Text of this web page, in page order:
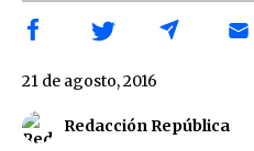
Redacción República
21 de agosto, 2016